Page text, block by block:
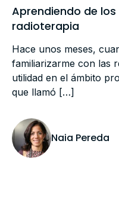
Aprendiendo de
radioterapia
Hace unos meses,
familiarizarme con las
utilidad en el ámbito
que llamó […]
Naia Pereda